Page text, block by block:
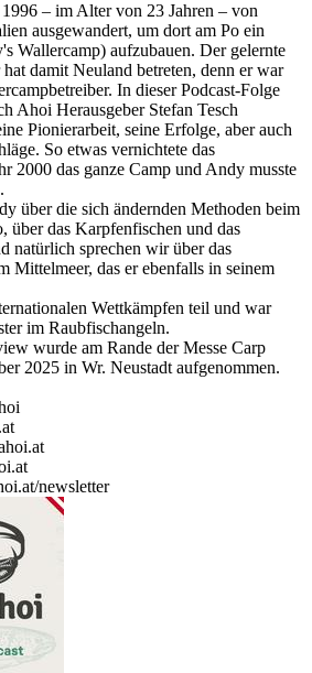
– im Alter von 23 Jahren – von
ausgewandert, um dort am Po ein
Wallercamp) aufzubauen. Der gelernte
damit Neuland betreten, denn er war
In dieser Podcast-Folge
Ahoi Herausgeber Stefan Tesch
Pionierarbeit, seine Erfolge, aber auch
So etwas vernichtete das
2000 das ganze Camp und Andy musste
über die sich ändernden Methoden beim
über das Karpfenfischen und das
natürlich sprechen wir über das
Mittelmeer, das er ebenfalls in seinem
Wettkämpfen teil und war
im Raubfischangeln.
wurde am Rande der Messe Carp
2025 in Wr. Neustadt aufgenommen.
newsletter